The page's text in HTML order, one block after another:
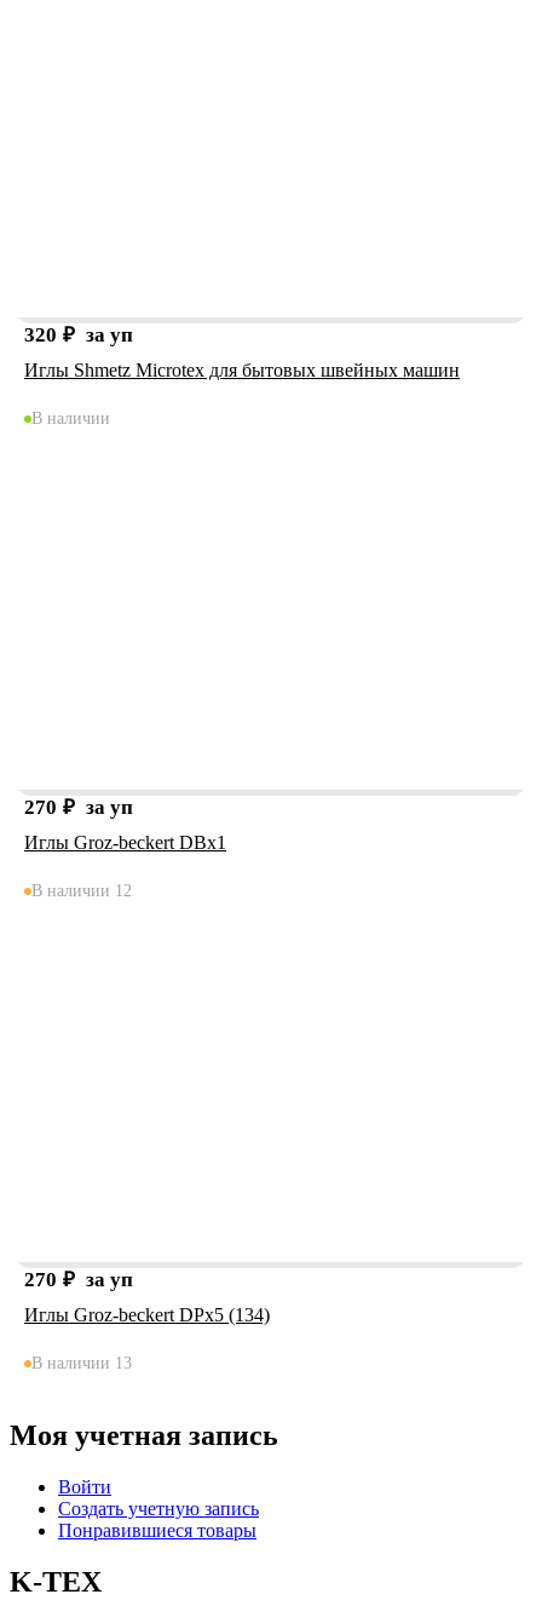
320 ₽ за уп
Иглы Shmetz Microtex для бытовых швейных машин
В наличии
270 ₽ за уп
Иглы Groz-beckert DBx1
В наличии 12
270 ₽ за уп
Иглы Groz-beckert DPx5 (134)
В наличии 13
Моя учетная запись
Войти
Создать учетную запись
Понравившиеся товары
K-TEX